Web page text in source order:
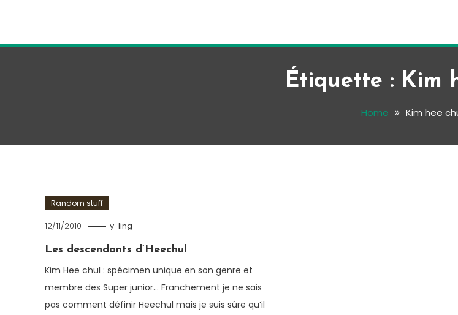
Étiquette : Kim
Home Kim hee
Random stuff
12/11/2010 y-ling
Les descendants d’Heechul
Kim Hee chul : spécimen unique en son genre et
membre des Super junior… Franchement je ne sais
pas comment définir Heechul mais je suis sûre qu’il